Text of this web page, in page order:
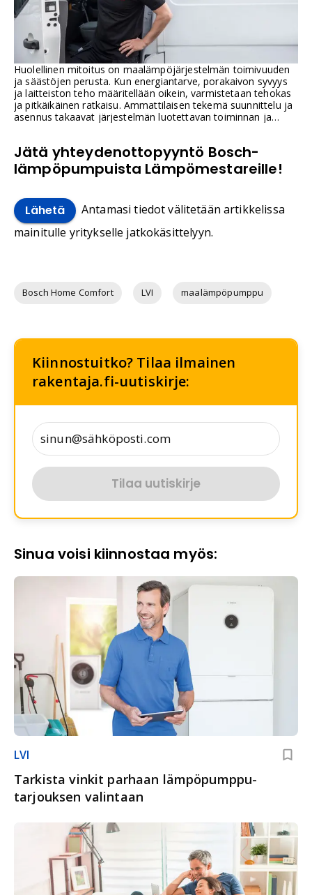
Huolellinen mitoitus on maalämpöjärjestelmän toimivuuden
ja säästöjen perusta. Kun energiantarve, porakaivon syvyys
ja laitteiston teho määritellään oikein, varmistetaan tehokas
ja pitkäikäinen ratkaisu. Ammattilaisen tekemä suunnittelu ja
asennus takaavat järjestelmän luotettavan toiminnan ja
Jätä yhteydenottopyyntö Bosch-
lämpöpumpuista Lämpömestareille!
Lähetä
Antamasi tiedot välitetään artikkelissa
mainitulle yritykselle jatkokäsittelyyn.
Bosch Home Comfort LVI maalämpöpumppu
Kiinnostuitko? Tilaa ilmainen
rakentaja.fi-uutiskirje:
Tilaa uutiskirje
Sinua voisi kiinnostaa myös:
LVI
Tarkista vinkit parhaan lämpöpumppu­
tarjouksen valintaan